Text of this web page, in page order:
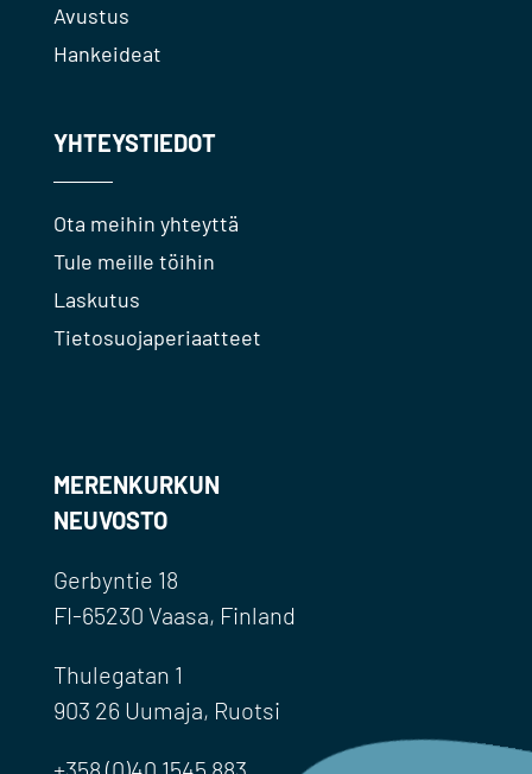
Avustus
Hankeideat
YHTEYSTIEDOT
Ota meihin yhteyttä
Tule meille töihin
Laskutus
Tietosuojaperiaatteet
MERENKURKUN
NEUVOSTO
Gerbyntie 18
FI-65230 Vaasa, Finland
Thulegatan 1
903 26 Uumaja, Ruotsi